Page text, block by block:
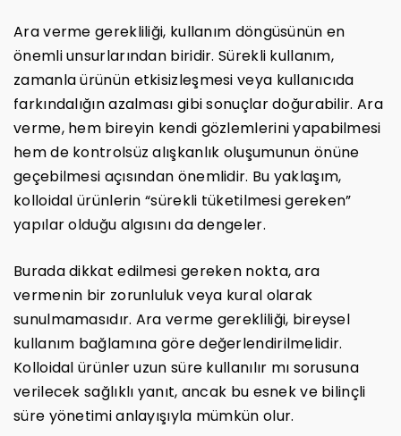
Ara verme gerekliliği, kullanım döngüsünün en
önemli unsurlarından biridir. Sürekli kullanım,
zamanla ürünün etkisizleşmesi veya kullanıcıda
farkındalığın azalması gibi sonuçlar doğurabilir. Ara
verme, hem bireyin kendi gözlemlerini yapabilmesi
hem de kontrolsüz alışkanlık oluşumunun önüne
geçebilmesi açısından önemlidir. Bu yaklaşım,
kolloidal ürünlerin “sürekli tüketilmesi gereken”
yapılar olduğu algısını da dengeler.
Burada dikkat edilmesi gereken nokta, ara
vermenin bir zorunluluk veya kural olarak
sunulmamasıdır. Ara verme gerekliliği, bireysel
kullanım bağlamına göre değerlendirilmelidir.
Kolloidal ürünler uzun süre kullanılır mı sorusuna
verilecek sağlıklı yanıt, ancak bu esnek ve bilinçli
süre yönetimi anlayışıyla mümkün olur.